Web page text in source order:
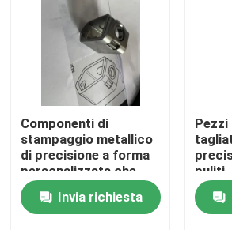
Casa
Prodotti
Componenti di
stampaggio metallico
di precisione a forma
personalizzata che
offrono soluzioni
durevoli per
applicazioni
Invia richiesta
puliti,